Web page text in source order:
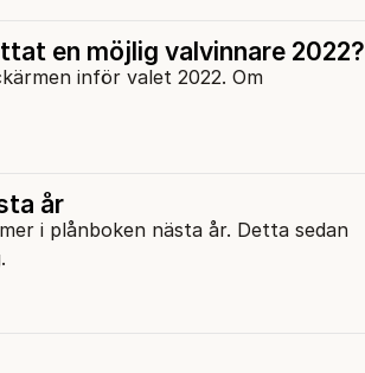
en möjlig valvinnare 2022?
inför valet 2022. Om
år
i plånboken nästa år. Detta sedan